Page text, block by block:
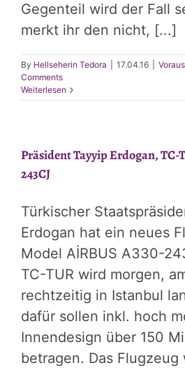
Gegenteil wird der Fall
merkt ihr den nicht, [...]
By Hellseherin Tedora 17.04.16
Comments
Weiterlesen
Präsident Tayyip Erdogan, TC-
243CJ
Türkischer
Erdogan hat ein neues
Model AİRBUS A330-
TC-TUR wird morgen,
rechtzeitig in Istanbul
dafür sollen inkl. hoch
Innendesign über 150
betragen. Das Flugzeug